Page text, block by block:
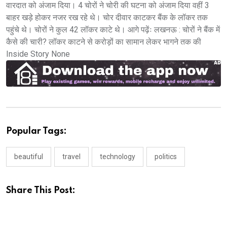
वारदात को अंजाम दिया। 4 चोरों ने चोरी की घटना को अंजाम दिया वहीं 3
बाहर खड़े होकर नजर रख रहे थे। चोर दीवार काटकर बैंक के लॉकर तक
पहुंचे थे। चोरों ने कुल 42 लॉकर काटे थे। आगे पढ़ेंः लखनऊ : चोरों ने बैंक में
कैसे की चारी? लॉकर काटने से करोड़ों का सामान लेकर भागने तक की
Inside Story None
Popular Tags:
beautiful travel technology politics
Share This Post: